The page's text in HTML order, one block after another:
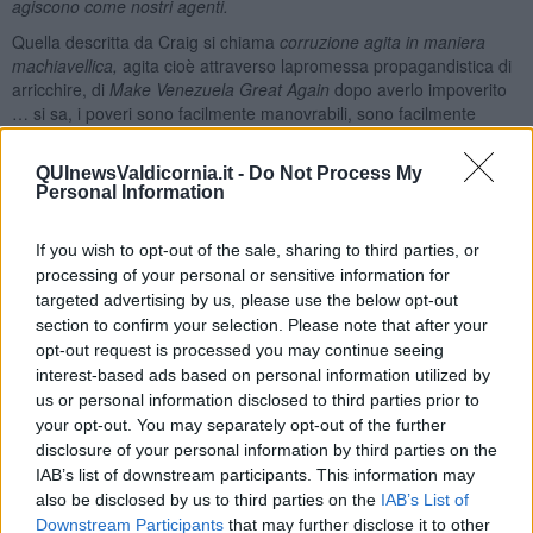
QUInewsValdicornia.it - Do Not Process My
Personal Information
If you wish to opt-out of the sale, sharing to third parties, or
processing of your personal or sensitive information for
targeted advertising by us, please use the below opt-out
section to confirm your selection. Please note that after your
opt-out request is processed you may continue seeing
interest-based ads based on personal information utilized by
us or personal information disclosed to third parties prior to
your opt-out. You may separately opt-out of the further
disclosure of your personal information by third parties on the
IAB’s list of downstream participants. This information may
also be disclosed by us to third parties on the IAB’s List of
Downstream Participants that may further disclose it to other
agiscono come nostri agenti.
Quella descritta da Craig si chiama corruzione agita in maniera
machiavellica, agita cioè attraverso lapromessa propagandistica di
arricchire, di Make Venezuela Great Again dopo averlo impoverito
… si sa, i poveri sono facilmente manovrabili, sono facilmente
allettati dalle caramelle!
La resistenza allora sta nello stare con la schiena dritta. E,
paradossalmente, Maduro è il primo ad avere la schiena dritta di
affidabile perché sorpreso ad essere imbeccato quando, in cambio
di chissà quali promesse di riduzione della pena,svelò
finanziamenti occulti ai 5stelle in Italia e a Podemos
in Spagna).
Sono la schiena dritta dell’anziano giudice di New York e la
ragionevolezza dell’avvocato difensore di Maduro (che ha già
difeso Julian Assange) a portare speranza nella vicenda giudiziaria.
Ma la schiena dritta non l’hanno mostrata i governi dell’UE né nel
caso dei dazi, né in questa occasione: l’unico statista europeo che
non si è genuflesso a Trump è stato lo slovacco Robert Fico,
mentre gli altri hanno organizzato la propaganda di regime.
Che cosa possiamo fare noi, comuni cittadini? Secondo me due
cose: la prima è diffidare dei governi e dei politici dell’UE genuflessi